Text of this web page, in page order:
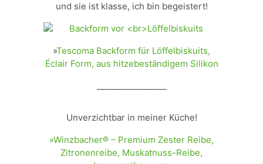
und sie ist klasse, ich bin begeistert!
»Tescoma Backform für Löffelbiskuits,
Éclair Form, aus hitzebeständigem Silikon
Unverzichtbar in meiner Küche!
»Winzbacher® – Premium Zester Reibe,
Zitronenreibe, Muskatnuss-Reibe,